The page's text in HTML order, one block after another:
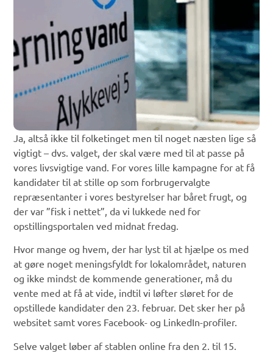
Ja, altså ikke til folketinget men til noget næsten lige så
vigtigt – dvs. valget, der skal være med til at passe på
vores livsvigtige vand. For vores lille kampagne for at få
kandidater til at stille op som forbrugervalgte
repræsentanter i vores bestyrelser har båret frugt, og
der var ”fisk i nettet”, da vi lukkede ned for
opstillingsportalen ved midnat fredag.
Hvor mange og hvem, der har lyst til at hjælpe os med
at gøre noget meningsfyldt for lokalområdet, naturen
og ikke mindst de kommende generationer, må du
vente med at få at vide, indtil vi løfter sløret for de
opstillede kandidater den 23. februar. Det sker her på
websitet samt vores Facebook- og LinkedIn-profiler.
Selve valget løber af stablen online fra den 2. til 15.